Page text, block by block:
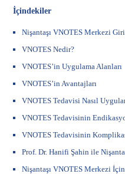
İçindekiler
Nişantaşı VNOTES Merkezi
VNOTES Nedir?
VNOTES’in Uygulama Alanları
VNOTES’in Avantajları
VNOTES Tedavisi Nasıl
VNOTES Tedavisinin
VNOTES Tedavisinin
Prof. Dr. Hanifi Şahin ile
Nişantaşı VNOTES Merkezi